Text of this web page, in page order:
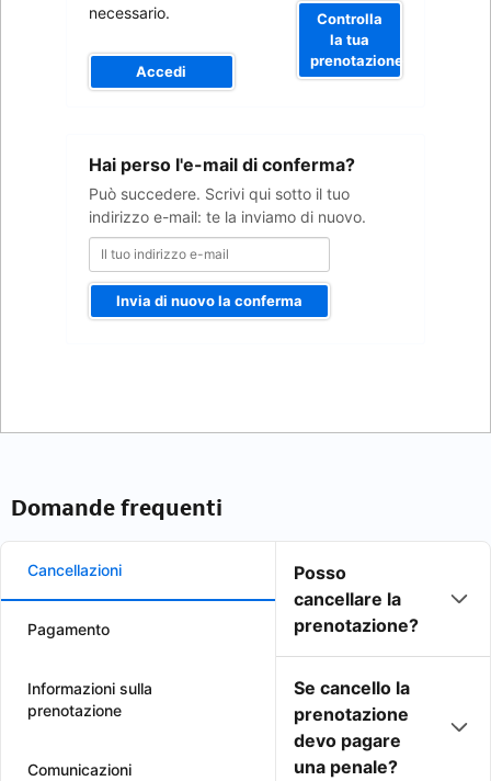
necessario.
Accedi
Controlla
la tua
prenotazione
Hai perso l'e-mail di conferma?
Può succedere. Scrivi qui sotto il tuo
indirizzo e-mail: te la inviamo di nuovo.
indirizzo
Invia di nuovo la conferma
Domande frequenti
Cancellazioni
Pagamento
Informazioni sulla
prenotazione
Comunicazioni
Posso
cancellare la
prenotazione?
Se cancello la
prenotazione
devo pagare
una penale?